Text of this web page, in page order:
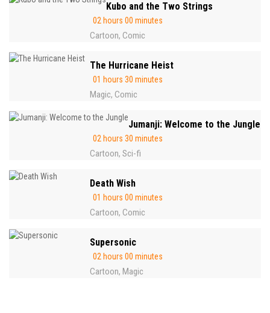
Kubo and the Two Strings
02 hours 00 minutes
Cartoon, Comic
The Hurricane Heist
01 hours 30 minutes
Magic, Comic
Jumanji: Welcome to the Jungle
02 hours 30 minutes
Cartoon, Sci-fi
Death Wish
01 hours 00 minutes
Cartoon, Comic
Supersonic
02 hours 00 minutes
Cartoon, Magic